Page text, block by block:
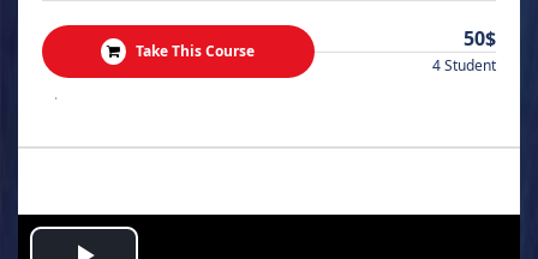
Take This Course 50$
4 Student
.